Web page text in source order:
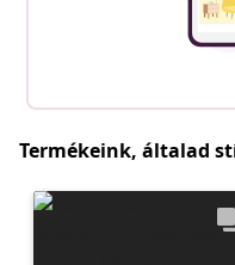
Termékeink, általad